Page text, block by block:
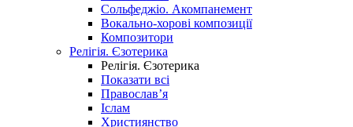
Сольфеджіо. Акомпанемент
Вокально-хорові композиції
Композитори
Релігія. Єзотерика
Релігія. Єзотерика
Показати всі
Православ’я
Іслам
Християнство